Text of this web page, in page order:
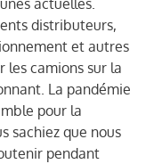
actuelles.
distributeurs,
et autres
les camions sur la
La pandémie
pour la
sachiez que nous
pendant